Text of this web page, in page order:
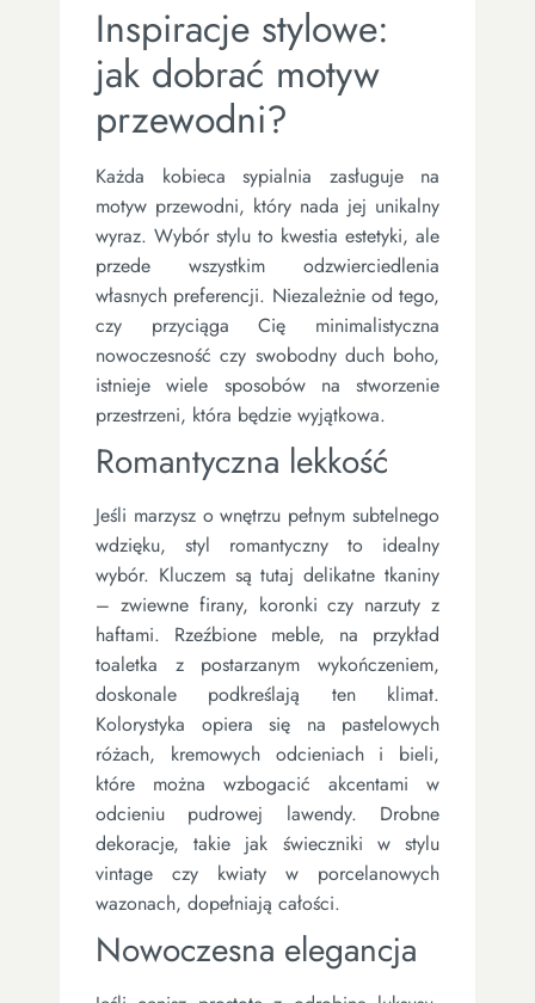
Inspiracje stylowe:
jak dobrać motyw
przewodni?
Każda kobieca sypialnia zasługuje na
motyw przewodni, który nada jej unikalny
wyraz. Wybór stylu to kwestia estetyki, ale
przede wszystkim odzwierciedlenia
własnych preferencji. Niezależnie od tego,
czy przyciąga Cię minimalistyczna
nowoczesność czy swobodny duch boho,
istnieje wiele sposobów na stworzenie
przestrzeni, która będzie wyjątkowa.
Romantyczna lekkość
Jeśli marzysz o wnętrzu pełnym subtelnego
wdzięku, styl romantyczny to idealny
wybór. Kluczem są tutaj delikatne tkaniny
– zwiewne firany, koronki czy narzuty z
haftami. Rzeźbione meble, na przykład
toaletka z postarzanym wykończeniem,
doskonale podkreślają ten klimat.
Kolorystyka opiera się na pastelowych
różach, kremowych odcieniach i bieli,
które można wzbogacić akcentami w
odcieniu pudrowej lawendy. Drobne
dekoracje, takie jak świeczniki w stylu
vintage czy kwiaty w porcelanowych
wazonach, dopełniają całości.
Nowoczesna elegancja